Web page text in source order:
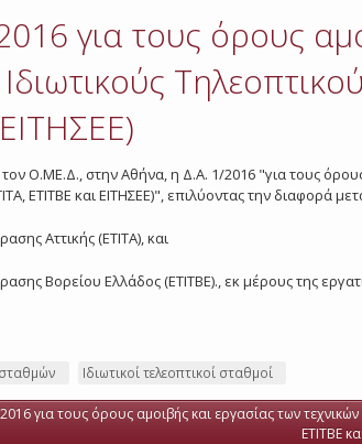
για τους όρους
Ο.ΜΕ.Δ., στην Αθήνα, η Δ.Α. 1/2016 "για τους
ΕΤΙΤΒΕ και ΕΙΤΗΣΕΕ)", επιλύοντας την διαφορά
Αττικής (ΕΤΙΤΑ), και
Βορείου Ελλάδος (ΕΤΙΤΒΕ)., εκ μέρους της
σταθμών Ιδιωτικοί τελεοπτικοί σταθμοί
για τους όρους αμοιβής και εργασίας των
ΕΤΙΤΒΕ